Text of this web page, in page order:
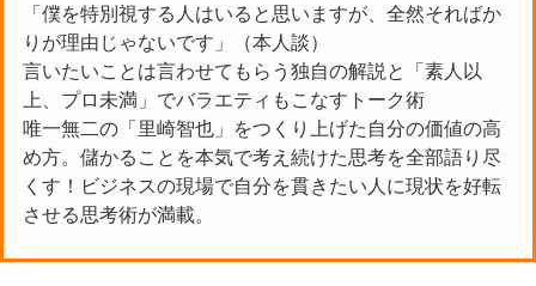
「僕を特別視する人はいると思いますが、全然そればか
りが理由じゃないです」（本人談）
言いたいことは言わせてもらう独自の解説と「素人以
上、プロ未満」でバラエティもこなすトーク術
唯一無二の「里崎智也」をつくり上げた自分の価値の高
め方。儲かることを本気で考え続けた思考を全部語り尽
くす！ビジネスの現場で自分を貫きたい人に現状を好転
させる思考術が満載。